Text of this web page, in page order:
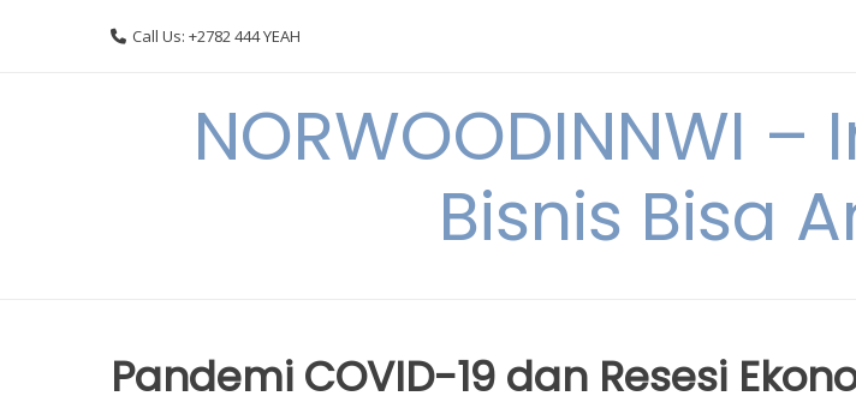
Call Us: +2782 444 YEAH
NORWOODINNWI
Bisnis Bisa
Pandemi COVID-19 dan Resesi